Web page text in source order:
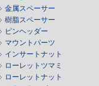
金属スペーサー
樹脂スペーサー
ピンヘッダー
マウントパーツ
インサートナット
ローレットツマミ
ローレットナット